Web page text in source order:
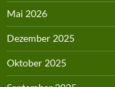
Mai 2026
Dezember 2025
Oktober 2025